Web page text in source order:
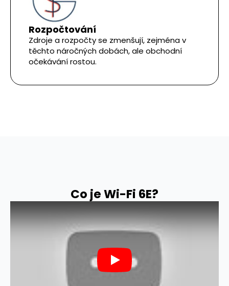
Rozpočtování
Zdroje a rozpočty se zmenšují, zejména v
těchto náročných dobách, ale obchodní
očekávání rostou.
Co je Wi-Fi 6E?
Play